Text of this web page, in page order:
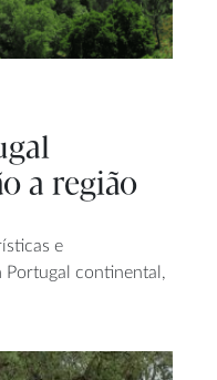
a região
e
Portugal continental,